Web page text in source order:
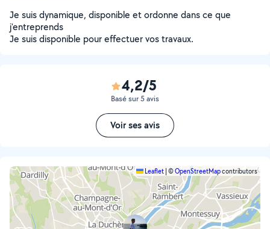
Je suis dynamique, disponible et ordonne dans ce que
j'entreprends
Je suis disponible pour effectuer vos travaux.
4,2/5
Basé sur 5 avis
Voir ses avis
Leaflet ©OpenStreetMapcontributors